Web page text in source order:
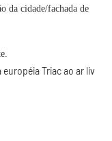
da cidade/fachada de